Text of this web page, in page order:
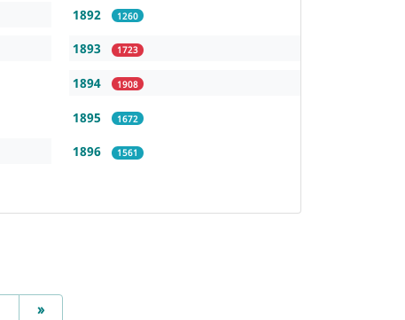
1892 1260
1893 1723
1894 1908
1895 1672
1896 1561
»Next